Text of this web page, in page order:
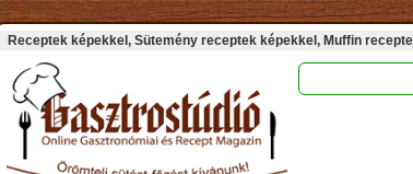
Receptek képekkel, Sütemény receptek képekkel, Muffin